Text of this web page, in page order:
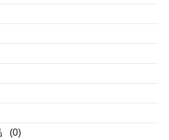
(0)